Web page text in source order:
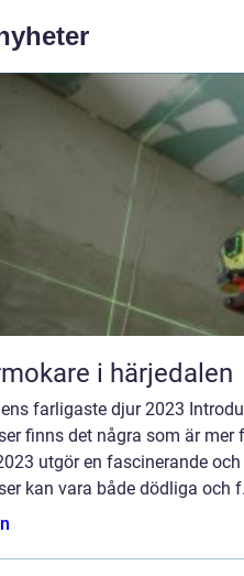
i härjedalen
farligaste djur 2023
finns det några som är
utgör en fascinerande
kan vara både dödliga och